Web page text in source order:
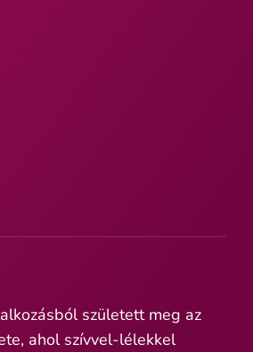
született meg az
ahol szívvel-lélekkel